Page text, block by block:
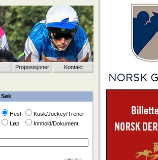
Proposisjoner Kontakt
Søk
Hest
Kusk/Jockey/Trener
Løp
Innhold/Dokument